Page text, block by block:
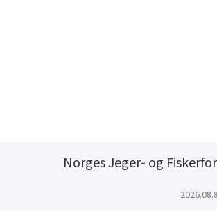
Norges Jeger- og